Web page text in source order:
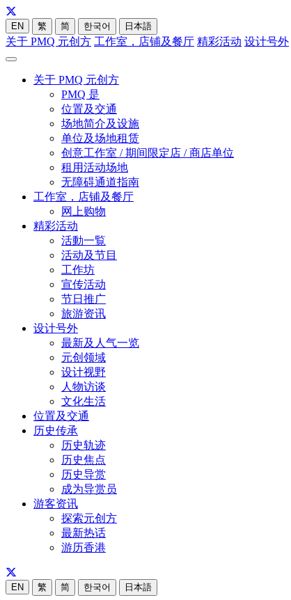
EN 繁 简 한국어 日本語
关于 PMQ 元创方 工作室，店铺及餐厅 精彩活动 设计号外
关于 PMQ 元创方
PMQ 是
位置及交通
场地简介及设施
单位及场地租赁
创意工作室 / 期间限定店 / 商店单位
租用活动场地
无障碍通道指南
工作室，店铺及餐厅
网上购物
精彩活动
活動一覧
活动及节目
工作坊
宣传活动
节日推广
旅游资讯
设计号外
最新及人气一览
元创领域
设计视野
人物访谈
文化生活
位置及交通
历史传承
历史轨迹
历史焦点
历史导赏
成为导赏员
游客资讯
探索元创方
最新热话
游历香港
EN 繁 简 한국어 日本語